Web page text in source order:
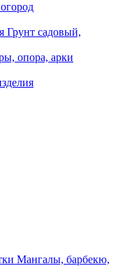
Грунт садовый,
опора, арки
Мангалы, барбекю,